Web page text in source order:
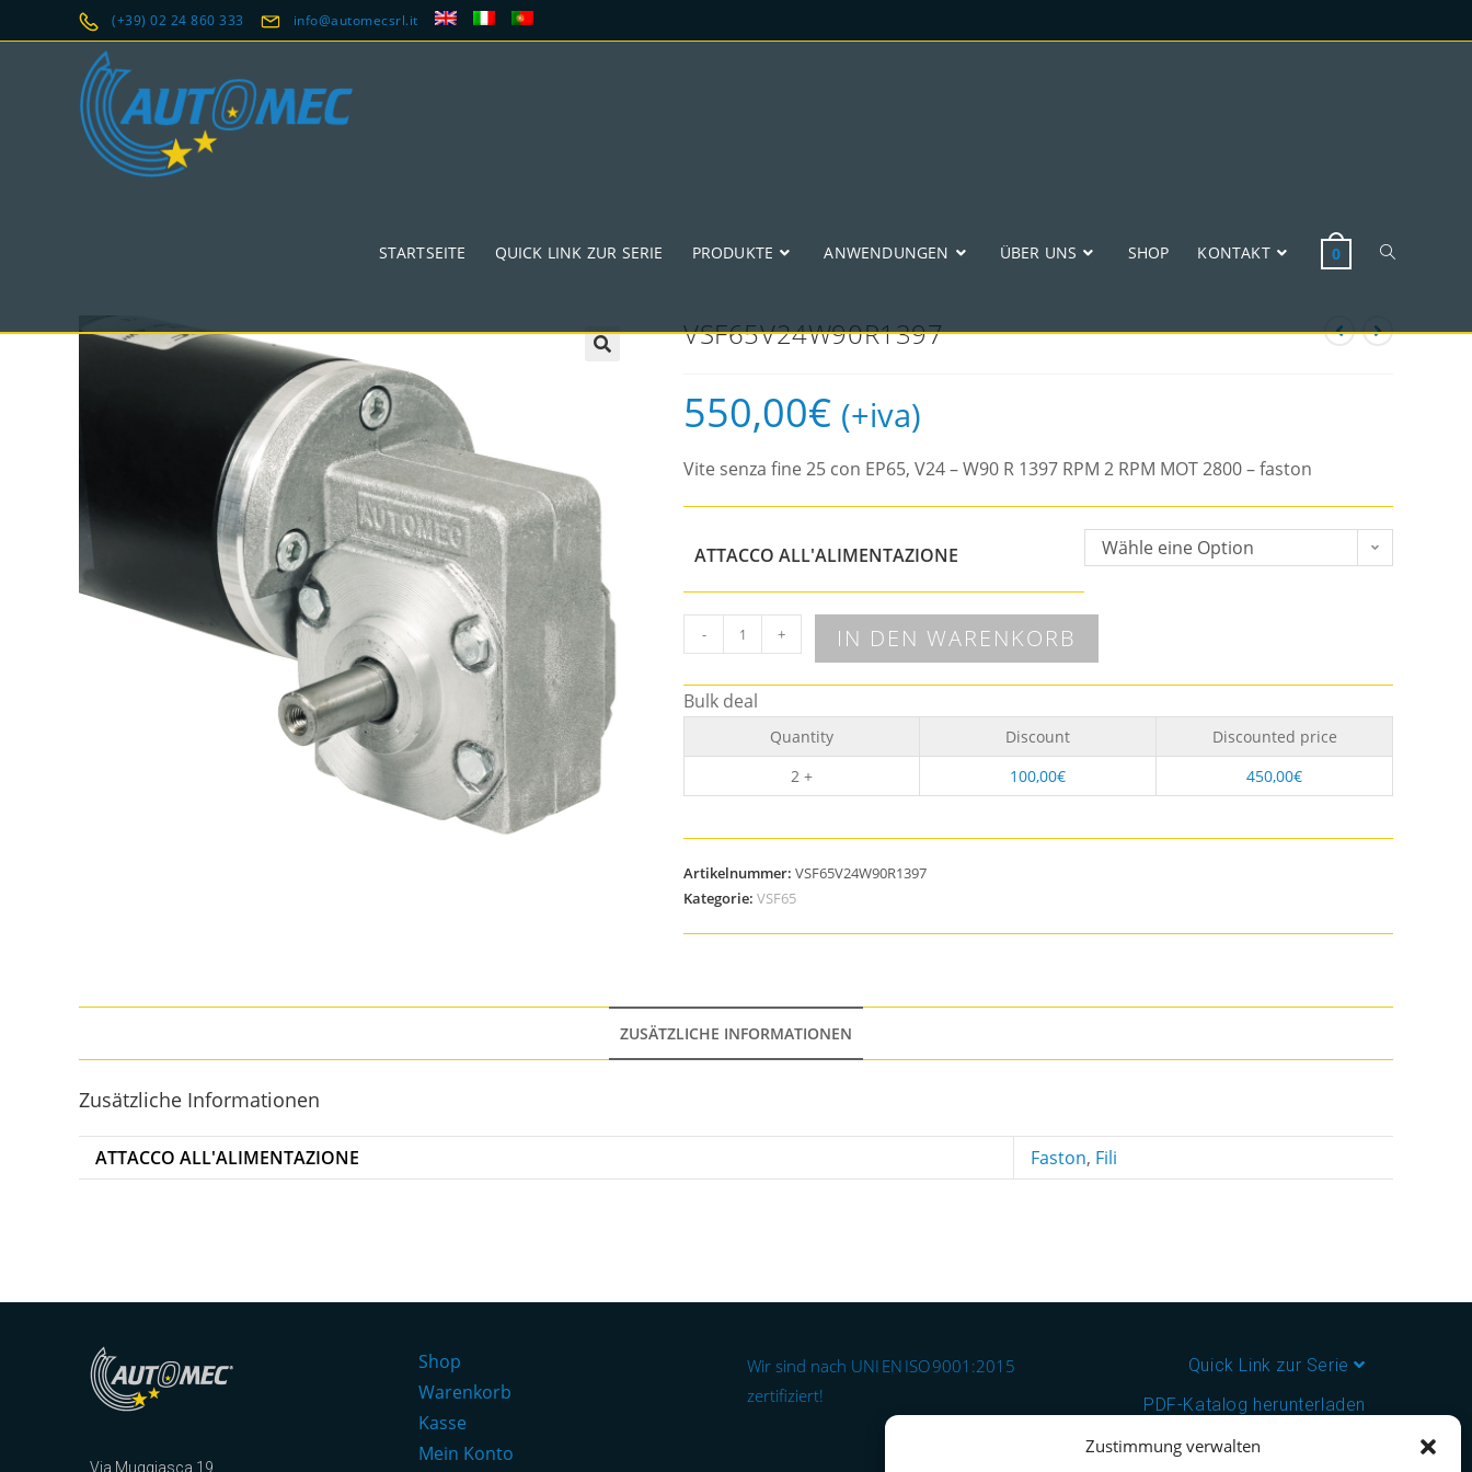
Zustimmung verwalten
(+39) 02 24 860 333 info@automecsrl.it
STARTSEITE QUICK LINK ZUR SERIE PRODUKTE ANWENDUNGEN ÜBER UNS SHOP KONTAKT 0
VSF65V24W90R1397
550,00€ (+iva)
Vite senza fine 25 con EP65, V24 – W90 R 1397 RPM 2 RPM MOT 2800 – faston
ATTACCO ALL'ALIMENTAZIONE Wähle eine Option
- + IN DEN WARENKORB
Bulk deal
Quantity Discount
Discounted price
2 +
100,00€ 450,00€
Artikelnummer: VSF65V24W90R1397
Kategorie: VSF65
ZUSÄTZLICHE INFORMATIONEN
Zusätzliche Informationen
ATTACCO ALL'ALIMENTAZIONE Faston, Fili
Via Muggiasca 19
Shop
Warenkorb
Kasse
Mein Konto
Wir sind nach UNI EN ISO 9001:2015
zertifiziert!
Quick Link zur Serie
PDF-Katalog herunterladen